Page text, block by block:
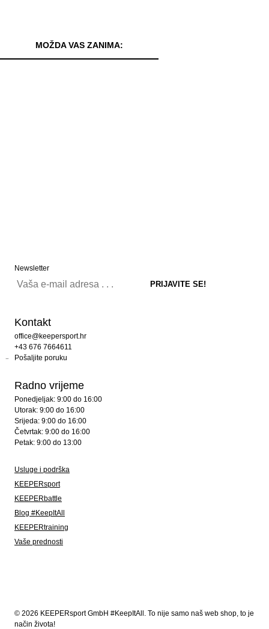
MOŽDA VAS ZANIMA:
Newsletter
Kontakt
office@keepersport.hr
+43 676 7664611
Pošaljite poruku
Radno vrijeme
Ponedjeljak: 9:00 do 16:00
Utorak: 9:00 do 16:00
Srijeda: 9:00 do 16:00
Četvrtak: 9:00 do 16:00
Petak: 9:00 do 13:00
Usluge i podrška
KEEPERsport
KEEPERbattle
Blog #KeepItAll
KEEPERtraining
Vaše prednosti
© 2026 KEEPERsport GmbH #KeepItAll. To nije samo naš web shop, to je
način života!